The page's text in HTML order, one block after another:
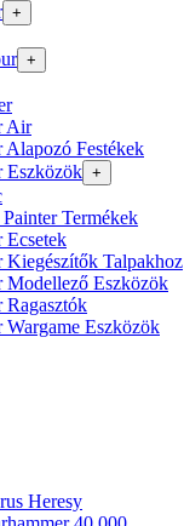
+
+
Air
Festékek
Eszközök +
Termékek
Ecsetek
Kiegészítők Talpakhoz
Modellező Eszközök
Ragasztók
Eszközök
Heresy